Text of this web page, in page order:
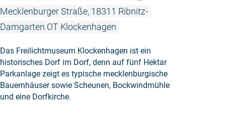
Mecklenburger Straße, 18311 Ribnitz-
Damgarten OT Klockenhagen
Das Freilichtmuseum Klockenhagen ist ein
historisches Dorf im Dorf, denn auf fünf Hektar
Parkanlage zeigt es typische mecklenburgische
Bauernhäuser sowie Scheunen, Bockwindmühle
und eine Dorfkirche.